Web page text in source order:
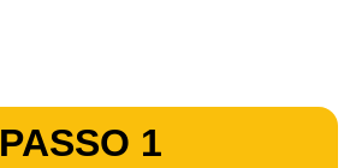
PASSO 1